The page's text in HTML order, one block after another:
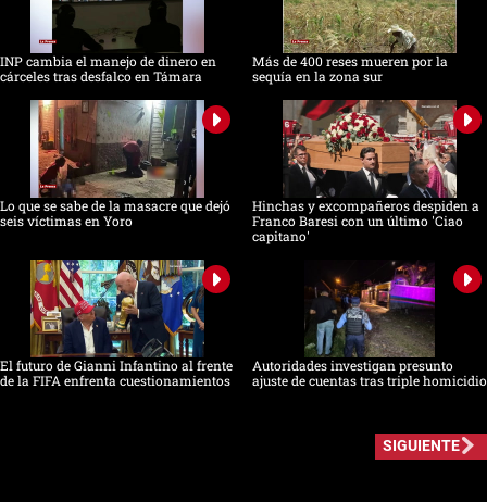
INP cambia el manejo de dinero en
cárceles tras desfalco en Támara
Más de 400 reses mueren por la
sequía en la zona sur
Lo que se sabe de la masacre que dejó
seis víctimas en Yoro
Hinchas y excompañeros despiden a
Franco Baresi con un último 'Ciao
capitano'
El futuro de Gianni Infantino al frente
de la FIFA enfrenta cuestionamientos
Autoridades investigan presunto
ajuste de cuentas tras triple homicidio
SIGUIENTE